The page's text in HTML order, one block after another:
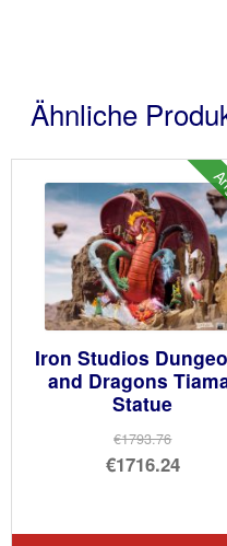
Ähnliche
Iron Studios
and Dragons
Statue
€1793.76
€1716.24